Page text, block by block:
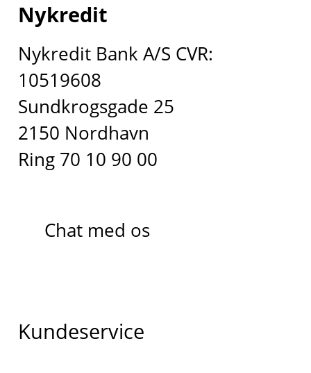
Nykredit
Nykredit Bank A/S CVR:
10519608
Sundkrogsgade 25
2150 Nordhavn
Ring 70 10 90 00
Chat med os
Kundeservice